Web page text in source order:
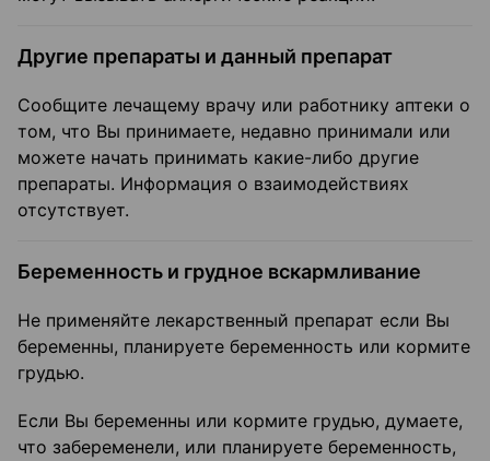
Другие препараты и данный препарат
Сообщите лечащему врачу или работнику аптеки о
том, что Вы принимаете, недавно принимали или
можете начать принимать какие-либо другие
препараты. Информация о взаимодействиях
отсутствует.
Беременность и грудное вскармливание
Не применяйте лекарственный препарат если Вы
беременны, планируете беременность или кормите
грудью.
Если Вы беременны или кормите грудью, думаете,
что забеременели, или планируете беременность,